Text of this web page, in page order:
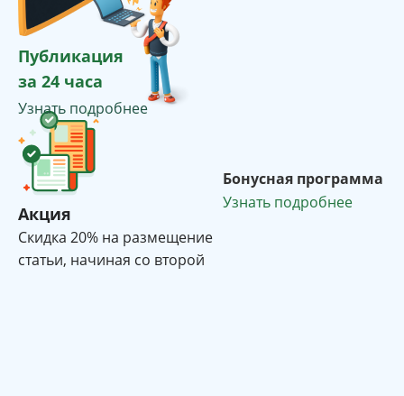
Публикация
за 24 часа
Узнать подробнее
Акция
Cкидка 20% на размещение
статьи, начиная со второй
Бонусная программа
Узнать подробнее